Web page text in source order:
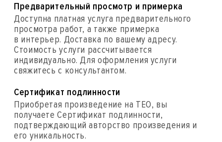
Предварительный просмотр и примерка
Доступна платная услуга предварительного
просмотра работ, а также примерка
в интерьер. Доставка по вашему адресу.
Стоимость услуги рассчитывается
индивидуально. Для оформления услуги
свяжитесь с консультантом.
Сертификат подлинности
Приобретая произведение на ТЕО, вы
получаете Сертификат подлинности,
подтверждающий авторство произведения и
его уникальность.